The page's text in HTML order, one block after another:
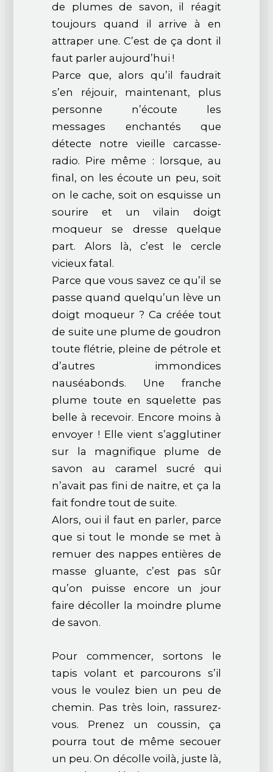
de plumes de savon, il réagit
toujours quand il arrive à en
attraper une. C’est de ça dont il
faut parler aujourd’hui !
Parce que, alors qu’il faudrait
s’en réjouir, maintenant, plus
personne n’écoute les
messages enchantés que
détecte notre vieille carcasse-
radio. Pire même : lorsque, au
final, on les écoute un peu, soit
on le cache, soit on esquisse un
sourire et un vilain doigt
moqueur se dresse quelque
part. Alors là, c’est le cercle
vicieux fatal.
Parce que vous savez ce qu’il se
passe quand quelqu’un lève un
doigt moqueur ? Ca créée tout
de suite une plume de goudron
toute flétrie, pleine de pétrole et
d’autres immondices
nauséabonds. Une franche
plume toute en squelette pas
belle à recevoir. Encore moins à
envoyer ! Elle vient s’agglutiner
sur la magnifique plume de
savon au caramel sucré qui
n’avait pas fini de naitre, et ça la
fait fondre tout de suite.
Alors, oui il faut en parler, parce
que si tout le monde se met à
remuer des nappes entières de
masse gluante, c’est pas sûr
qu’on puisse encore un jour
faire décoller la moindre plume
de savon.
Pour commencer, sortons le
tapis volant et parcourons s’il
vous le voulez bien un peu de
chemin. Pas très loin, rassurez-
vous. Prenez un coussin, ça
pourra tout de même secouer
un peu. On décolle voilà, juste là,